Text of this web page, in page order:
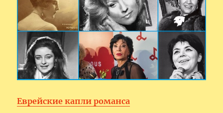
Еврейские капли романса